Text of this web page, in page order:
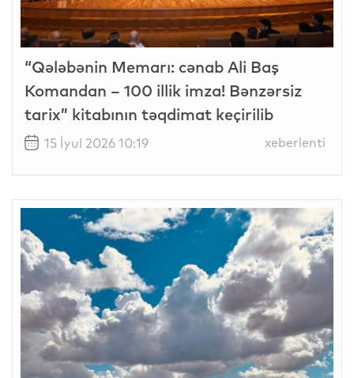
“Qələbənin Memarı: cənab Ali Baş
Komandan – 100 illik imza! Bənzərsiz
tarix” kitabının təqdimat keçirilib
15 İyul 2026 10:19 xeberlenti